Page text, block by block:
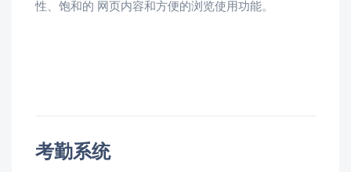
性、饱和的 网页内容和方便的浏览使用功能。
考勤系统